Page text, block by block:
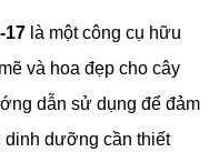
17 là một công cụ hữu
và hoa đẹp cho cây
dẫn sử dụng để đảm
dinh dưỡng cần thiết